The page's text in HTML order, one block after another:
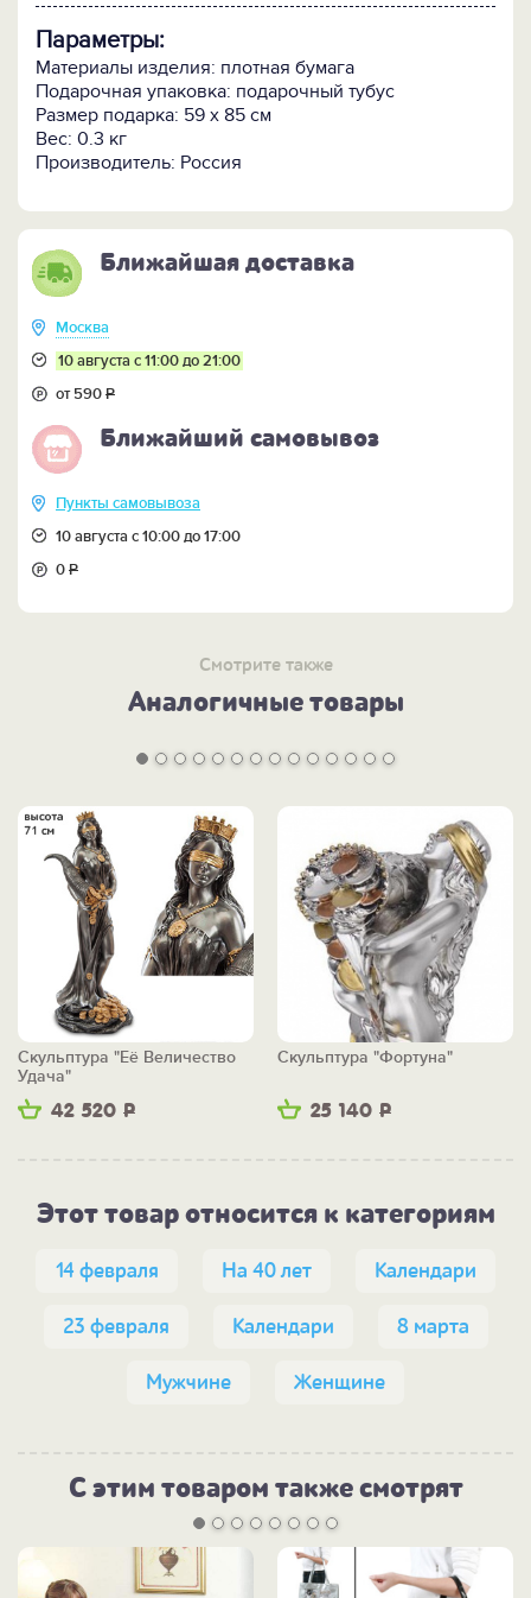
должное внимание и живите в ещё большей
гармонии с самим собой и окружающим миром:
- Научиться, освоить, рискнуть
- Увидеть, побывать
- Творчество, спорт, увлечение
Название каждого дела и соответствующая ему
картинка на плакате покрыты защитным золотистым
слоем.
Дело сделано - слой стирается. По мере
заполнения всех полей получается наглядная
презентация личных свершений и достижений.
Для удобства транспортировки плакат поставляется
в подарочном тубусе.
Параметры:
Материалы изделия: плотная бумага
Подарочная упаковка: подарочный тубус
Размер подарка: 59 х 85 см
Вес: 0.3 кг
Производитель: Россия
Ближайшая доставка
Москва
10 августа с 11:00 до 21:00
от 590Р
Ближайший самовывоз
Пункты самовывоза
10 августа с 10:00 до 17:00
0Р
Смотрите также
Аналогичные товары
42 520 Р
Скульптура "Её Величество
Удача"
25 140 Р
Скульптура "Фортуна"
Этот товар относится к категориям
14 февраля На 40 лет Календари
23 февраля Календари 8 марта
Мужчине Женщине
С этим товаром также смотрят